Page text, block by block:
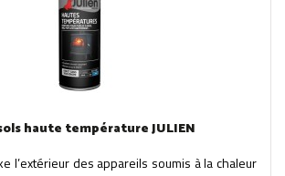
haute température JULIEN
l’extérieur des appareils soumis à la chaleur